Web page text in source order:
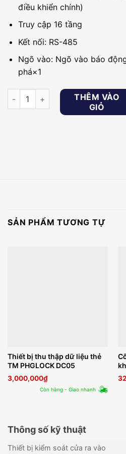
điều khiển chính)
Truy cập 16 tầng
Kết nối: RS-485
Ngõ vào: Ngõ vào báo
phá×1
Bộ điều khiển phụ cho thang
THÊM VÀO
GIỎ
SẢN PHẨM TƯƠNG TỰ
Thiết bị thu thập dữ liệu thẻ
TM PHGLOCK DC05
3,000,000₫
Còn hàng - Giao nhanh
Thông số kỹ thuật
Thiết bị kiểm soát cửa ra vào